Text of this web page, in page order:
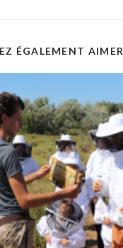
ÉGALEMENT AIMER